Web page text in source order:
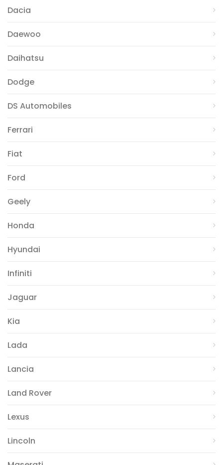
Dacia
Daewoo
Daihatsu
Dodge
DS Automobiles
Ferrari
Fiat
Ford
Geely
Honda
Hyundai
Infiniti
Jaguar
Kia
Lada
Lancia
Land Rover
Lexus
Lincoln